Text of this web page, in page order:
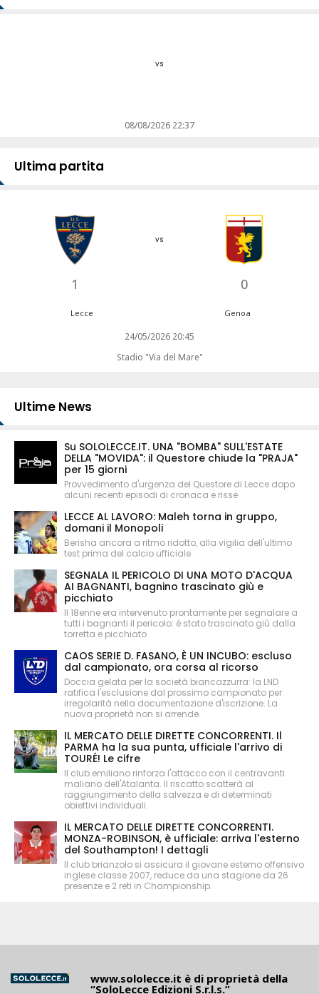
vs
08/08/2026 22:37
Ultima partita
1
vs
0
Lecce Genoa
24/05/2026 20:45
Stadio "Via del Mare"
Ultime News
Su SOLOLECCE.IT. UNA "BOMBA" SULL'ESTATE
DELLA "MOVIDA": il Questore chiude la "PRAJA"
per 15 giorni
Provvedimento d'urgenza del Questore di Lecce dopo
alcuni recenti episodi di cronaca e risse
LECCE AL LAVORO: Maleh torna in gruppo,
domani il Monopoli
Berisha ancora a ritmo ridotto, alla vigilia dell'ultimo
test prima del calcio ufficiale
SEGNALA IL PERICOLO DI UNA MOTO D'ACQUA
AI BAGNANTI, bagnino trascinato giù e
picchiato
Il 18enne era intervenuto prontamente per segnalare a
tutti i bagnanti il pericolo: è stato trascinato giù dalla
torretta e picchiato
CAOS SERIE D. FASANO, È UN INCUBO: escluso
dal campionato, ora corsa al ricorso
Doccia gelata per la società biancazzurra: la LND
ratifica l'esclusione dal prossimo campionato per
irregolarità nella documentazione d'iscrizione. La
nuova proprietà non si arrende.
IL MERCATO DELLE DIRETTE CONCORRENTI. Il
PARMA ha la sua punta, ufficiale l'arrivo di
TOURÉ! Le cifre
Il club emiliano rinforza l'attacco con il centravanti
maliano dell'Atalanta. Il riscatto scatterà al
raggiungimento della salvezza e di determinati
obiettivi individuali.
IL MERCATO DELLE DIRETTE CONCORRENTI.
MONZA-ROBINSON, è ufficiale: arriva l'esterno
del Southampton! I dettagli
Il club brianzolo si assicura il giovane esterno offensivo
inglese classe 2007, reduce da una stagione da 26
presenze e 2 reti in Championship.
www.sololecce.it è di proprietà della
“SoloLecce Edizioni S.r.l.s.”